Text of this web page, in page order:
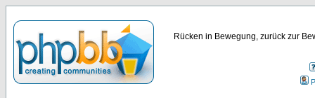
Rücken in Bewegung, zurück zur